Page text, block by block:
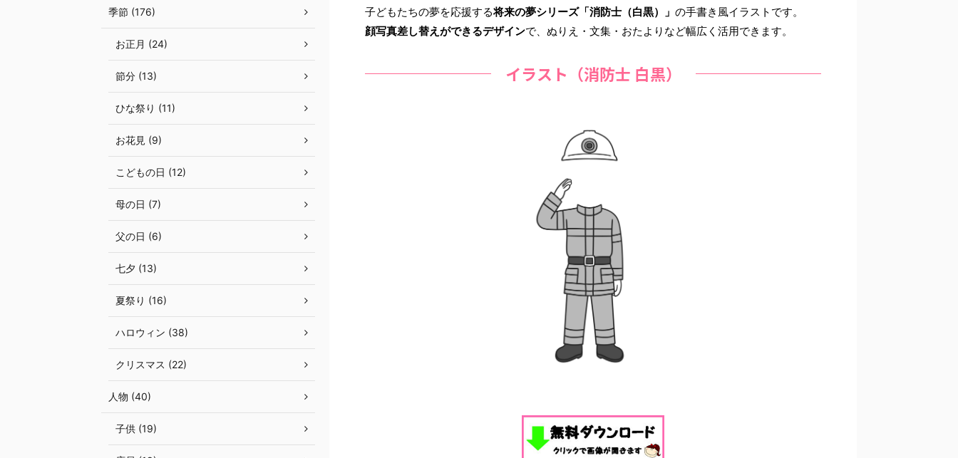
子どもたちの夢を応援する将来の夢シリーズ「消防士（白黒）」 の手書き風イラストです。
顔写真差し替えができるデザインで、ぬりえ・文集・おたよりなど幅広く活用できます。
イラスト（消防士 白黒）
季節 (176)
お正月 (24)
節分 (13)
ひな祭り (11)
お花見 (9)
こどもの日 (12)
母の日 (7)
父の日 (6)
七夕 (13)
夏祭り (16)
ハロウィン (38)
クリスマス (22)
人物 (40)
子供 (19)